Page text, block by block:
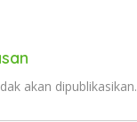
akan dipublikasikan.